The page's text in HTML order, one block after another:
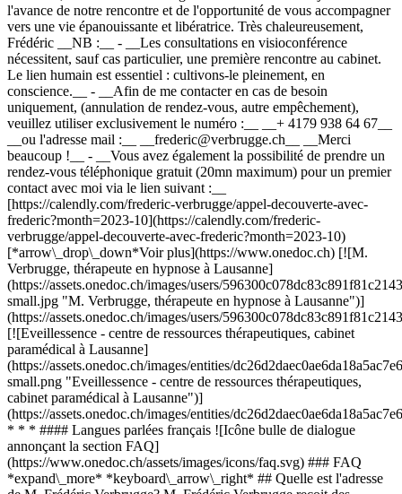
l'avance de notre rencontre et de l'opportunité de vous accompagner
vers une vie épanouissante et libératrice. Très chaleureusement,
Frédéric __NB :__ - __Les consultations en visioconférence
nécessitent, sauf cas particulier, une première rencontre au cabinet.
Le lien humain est essentiel : cultivons-le pleinement, en
conscience.__ - __Afin de me contacter en cas de besoin
uniquement, (annulation de rendez-vous, autre empêchement),
veuillez utiliser exclusivement le numéro :__ __+ 4179 938 64 67__
__ou l'adresse mail :__ __frederic@verbrugge.ch__ __Merci
beaucoup !__ - __Vous avez également la possibilité de prendre un
rendez-vous téléphonique gratuit (20mn maximum) pour un premier
contact avec moi via le lien suivant :__
[https://calendly.com/frederic-verbrugge/appel-decouverte-avec-
frederic?month=2023-10](https://calendly.com/frederic-
verbrugge/appel-decouverte-avec-frederic?month=2023-10)
[*arrow\_drop\_down*Voir plus](https://www.onedoc.ch) [![M.
Verbrugge, thérapeute en hypnose à Lausanne]
(https://assets.onedoc.ch/images/users/
small.jpg "M. Verbrugge, thérapeute en hypnose à Lausanne")]
(https://assets.onedoc.ch/images/users/
[![Eveillessence - centre de ressources thérapeutiques, cabinet
paramédical à Lausanne]
(https://assets.onedoc.ch/images/entities/
small.png "Eveillessence - centre de ressources thérapeutiques,
cabinet paramédical à Lausanne")]
(https://assets.onedoc.ch/images/entities/
* * * #### Langues parlées français ![Icône bulle de dialogue
annonçant la section FAQ]
(https://www.onedoc.ch/assets/images/icons/faq.svg) ### FAQ
*expand\_more* *keyboard\_arrow\_right* ## Quelle est l'adresse